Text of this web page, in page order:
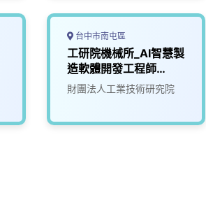
台中市南屯區
工研院機械所_AI智慧製
造軟體開發工程師
(I400)
財團法人工業技術研究院